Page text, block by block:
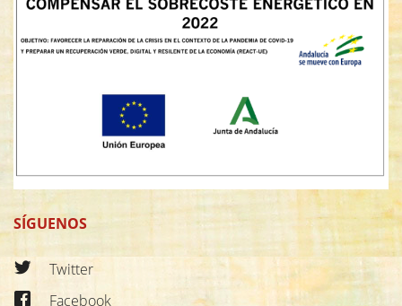
SÍGUENOS
Twitter
Facebook